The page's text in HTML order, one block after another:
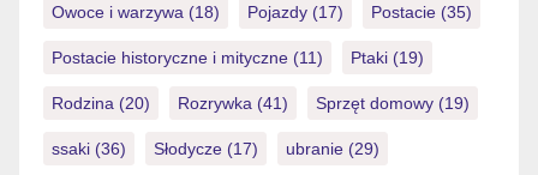
Owoce i warzywa (18) Pojazdy (17) Postacie (35)
Postacie historyczne i mityczne (11) Ptaki (19)
Rodzina (20) Rozrywka (41) Sprzęt domowy (19)
ssaki (36) Słodycze (17) ubranie (29)